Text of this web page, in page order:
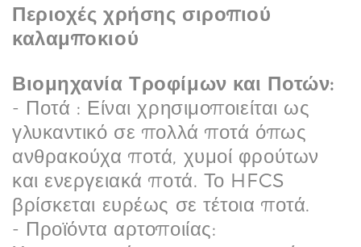
Περιοχές χρήσης σιροπιού
καλαμποκιού
Βιομηχανία Τροφίμων και Ποτών:
- Ποτά : Είναι χρησιμοποιείται ως
γλυκαντικό σε πολλά ποτά όπως
ανθρακούχα ποτά, χυμοί φρούτων
και ενεργειακά ποτά. Το HFCS
βρίσκεται ευρέως σε τέτοια ποτά.
- Προϊόντα αρτοποιίας: